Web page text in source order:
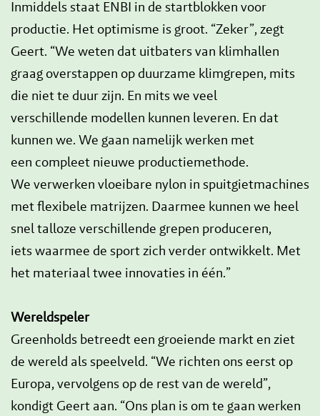
Inmiddels staat ENBI in de startblokken voor
productie. Het optimisme is groot. “Zeker”, zegt
Geert. “We weten dat uitbaters van klimhallen
graag overstappen op duurzame klimgrepen, mits
die niet te duur zijn. En mits we veel
verschillende modellen kunnen leveren. En dat
kunnen we. We gaan namelijk werken met
een compleet nieuwe productiemethode.
We verwerken vloeibare nylon in spuitgietmachines
met flexibele matrijzen. Daarmee kunnen we heel
snel talloze verschillende grepen produceren,
iets waarmee de sport zich verder ontwikkelt. Met
het materiaal twee innovaties in één.”
Wereldspeler
Greenholds betreedt een groeiende markt en ziet
de wereld als speelveld. “We richten ons eerst op
Europa, vervolgens op de rest van de wereld”,
kondigt Geert aan. “Ons plan is om te gaan werken